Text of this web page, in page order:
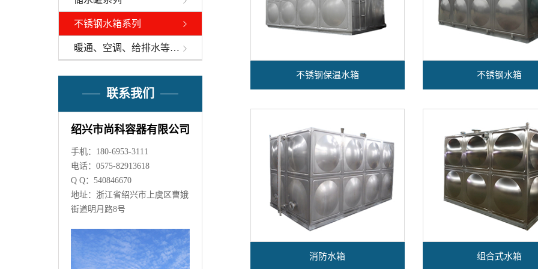
不锈钢水箱系列
暖通、空调、给排水等辅助设备
联系我们
绍兴市尚科容器有限公司
手机：180-6953-3111
电话：0575-82913618
Q Q：540846670
地址：浙江省绍兴市上虞区曹娥
街道明月路8号
不锈钢保温水箱 不锈钢水箱
消防水箱 组合式水箱